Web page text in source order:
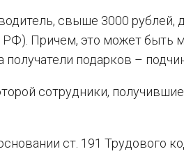
свыше 3000 рублей,
Причем, это может быть
подарков –
сотрудники,
ст. 191 Трудового